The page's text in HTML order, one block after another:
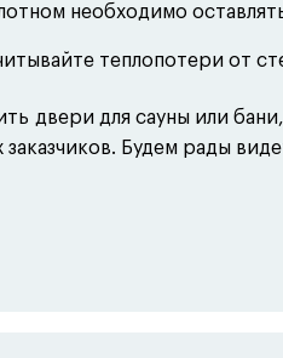
необходимо
теплопотери от
двери для сауны или
Будем рады